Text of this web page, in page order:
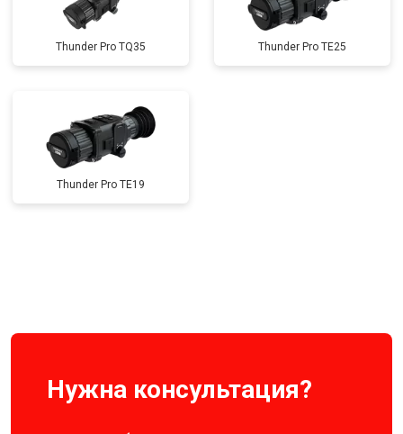
Thunder Pro TQ35 Thunder Pro TE25
Thunder Pro TE19
Нужна консультация?